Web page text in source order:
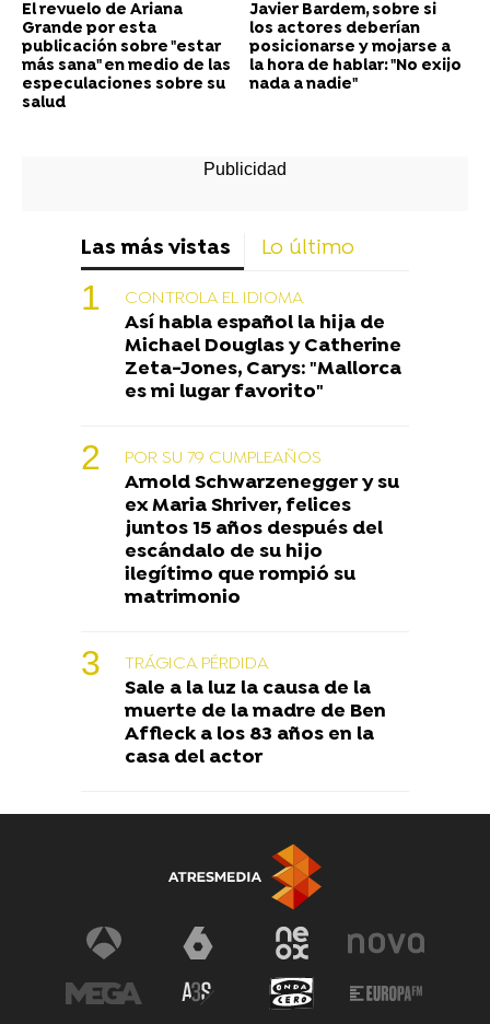
El revuelo de Ariana
Grande por esta
publicación sobre "estar
más sana" en medio de las
especulaciones sobre su
salud
Javier Bardem, sobre si
los actores deberían
posicionarse y mojarse a
la hora de hablar: "No exijo
nada a nadie"
Las más vistas Lo último
CONTROLA EL IDIOMA
Así habla español la hija de
Michael Douglas y Catherine
Zeta-Jones, Carys: "Mallorca
es mi lugar favorito"
POR SU 79 CUMPLEAÑOS
Arnold Schwarzenegger y su
ex Maria Shriver, felices
juntos 15 años después del
escándalo de su hijo
ilegítimo que rompió su
matrimonio
TRÁGICA PÉRDIDA
Sale a la luz la causa de la
muerte de la madre de Ben
Affleck a los 83 años en la
casa del actor